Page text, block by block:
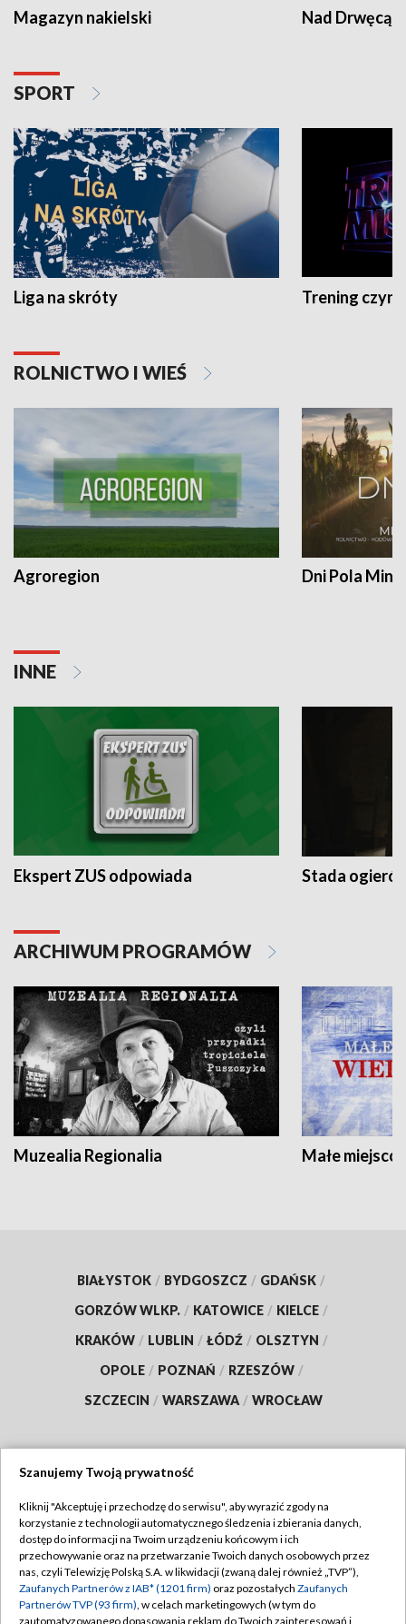
Magazyn nakielski Nad Drwęcą
SPORT
Liga na skróty Trening czyni
ROLNICTWO I WIEŚ
Agroregion Dni Pola
INNE
Ekspert ZUS odpowiada Stada
ARCHIWUM PROGRAMÓW
Muzealia Regionalia Małe
BIAŁYSTOK / BYDGOSZCZ / GDAŃSK /
GORZÓW WLKP. / KATOWICE / KIELCE /
KRAKÓW / LUBLIN / ŁÓDŹ / OLSZTYN /
OPOLE / POZNAŃ / RZESZÓW /
SZCZECIN / WARSZAWA / WROCŁAW
TVP
Abonament TVP
Emisja w TVP
Centrum informacji TVP
Regulamin TVP
Polityka prywatności
Moje zgody
Szanujemy Twoją prywatność
Kliknij "Akceptuję i przechodzę do serwisu", aby wyrazić zgody na
korzystanie z technologii automatycznego śledzenia i zbierania danych,
dostęp do informacji na Twoim urządzeniu końcowym i ich
przechowywanie oraz na przetwarzanie Twoich danych osobowych przez
nas, czyli Telewizję Polską S.A. w likwidacji (zwaną dalej również „TVP”),
Zaufanych Partnerów z IAB* (1201 firm) oraz pozostałych Zaufanych
Partnerów TVP (93 firm), w celach marketingowych (w tym do
zautomatyzowanego dopasowania reklam do Twoich zainteresowań i